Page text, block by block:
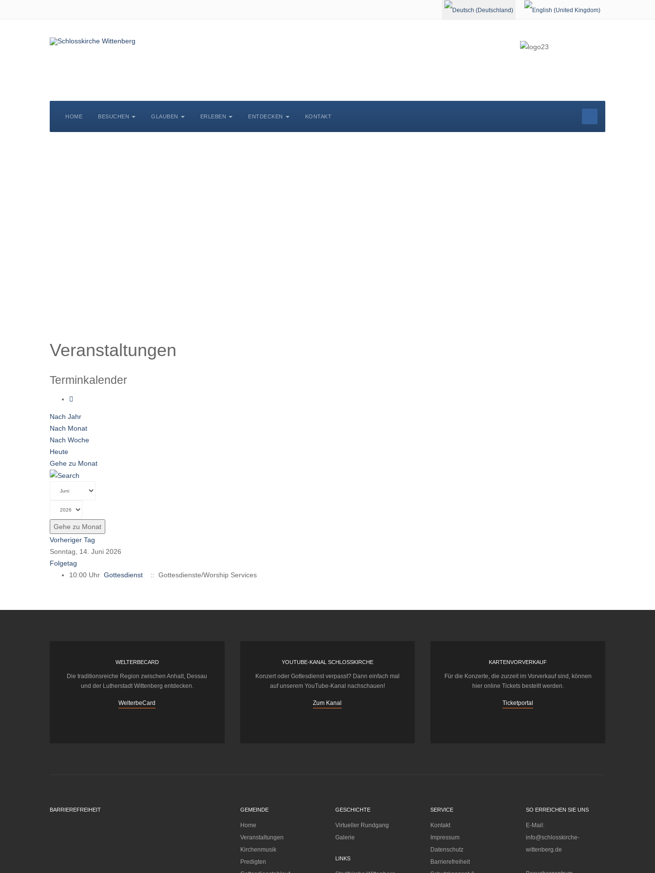
Sprache auswählen
HOME BESUCHEN GLAUBEN ERLEBEN ENTDECKEN KONTAKT
Veranstaltungen
Terminkalender
Nach Jahr
Nach Monat
Nach Woche
Heute
Gehe zu Monat
Gehe zu Monat
Vorheriger Tag
Sonntag, 14. Juni 2026
Folgetag
10:00 Uhr Gottesdienst :: Gottesdienste/Worship Services
WELTERBECARD
Die traditionsreiche Region zwischen Anhalt, Dessau
und der Lutherstadt Wittenberg entdecken.
WelterbeCard
YOUTUBE-KANAL SCHLOSSKIRCHE
Konzert oder Gottesdienst verpasst? Dann einfach mal
auf unserem YouTube-Kanal nachschauen!
Zum Kanal
KARTENVORVERKAUF
Für die Konzerte, die zurzeit im Vorverkauf sind, können
hier online Tickets bestellt werden.
Ticketportal
BARRIEREFREIHEIT GEMEINDE
Home
Veranstaltungen
Kirchenmusik
Predigten
GESCHICHTE
Virtueller Rundgang
Galerie
LINKS
SERVICE
Kontakt
Impressum
Datenschutz
Barrierefreiheit
SO ERREICHEN SIE UNS
E-Mail:
info@schlosskirche-
wittenberg.de